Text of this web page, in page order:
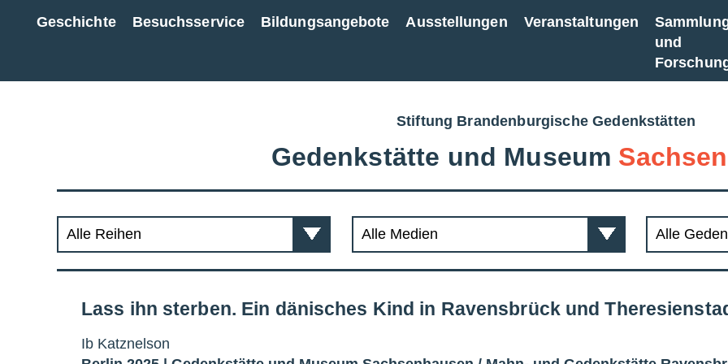
Geschichte Besuchsservice Bildungsangebote Ausstellungen Veranstaltungen
und
Stiftung Brandenburgische Gedenkstätten
Gedenkstätte und Museum
Lass ihn sterben. Ein dänisches Kind in Ravensbrück und
Ib Katznelson